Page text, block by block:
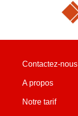
Contactez-nous
A propos
Notre tarif